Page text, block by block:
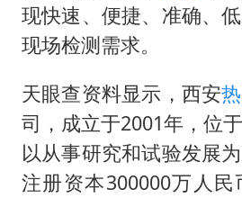
现快速、便捷、准确、
现场检测需求。
天眼查资料显示，西安
司，成立于2001年，位
以从事研究和试验发展
注册资本300000万人